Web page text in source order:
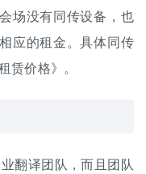
场没有同传设备，也
应的租金。具体同传
赁价格》。
翻译团队，而且团队